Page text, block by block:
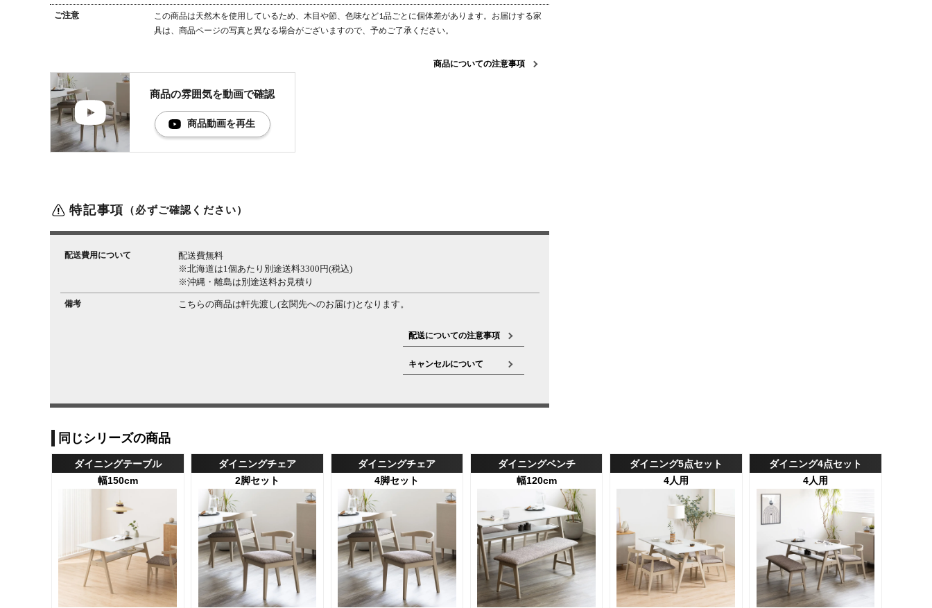
ご注意
この商品は天然木を使用しているため、木目や節、色味など1品ごとに個体差があります。お届けする家
具は、商品ページの写真と異なる場合がございますので、予めご了承ください。
商品についての注意事項
商品の雰囲気を動画で確認
商品動画を再生
特記事項 （必ずご確認ください）
配送費用について
配送費無料
※北海道は1個あたり別途送料3300円(税込)
※沖縄・離島は別途送料お見積り
備考 こちらの商品は軒先渡し(玄関先へのお届け)となります。
配送についての注意事項
キャンセルについて